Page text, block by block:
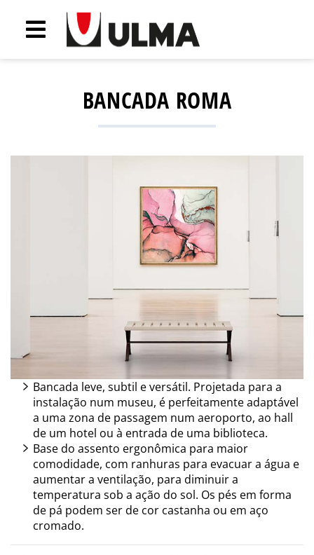
BANCADA ROMA
Bancada leve, subtil e versátil. ‎Projetada para a
instalação num museu, é perfeitamente adaptável
a uma zona de passagem num aeroporto, ao hall
de um hotel ou à entrada de uma biblioteca.
Base do assento ergonômica para maior
comodidade, com ranhuras para evacuar a água e
aumentar a ventilação, para diminuir a
temperatura sob a ação do sol. ‎Os pés em forma
de pá podem ser de cor castanha ou em aço
cromado.